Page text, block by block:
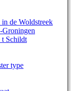
de Woldstreek
t Schildt
type